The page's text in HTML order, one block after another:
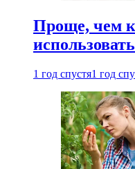
Проще, чем
1 год спустя1 год